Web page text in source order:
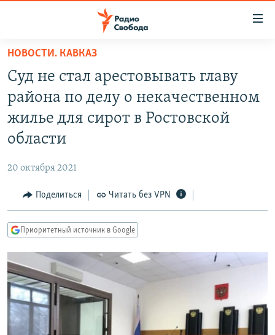
упрощенного
доступа
Вернуться
основному
содержанию
навигации
Вернутся
ПОДКАСТЫ
АВТОРСКИЕ ПРОЕКТЫ
ЦИТАТЫ СВОБОДЫ
КУЛЬТУРА
IDEL.РЕАЛИИ
КАВКАЗ.РЕАЛИИ
СИБИРЬ.РЕАЛИИ
РАСПИСАНИЕ ВЕЩАНИЯ
ПОДПИШИТЕСЬ НА РАССЫЛКУ
НОВОСТИ. КАВКАЗ
Суд не стал арестовывать главу
района по делу о некачественном
жилье для сирот в Ростовской
области
20 октября 2021
Поделиться Читать без VPN
Приоритетный источник в Google